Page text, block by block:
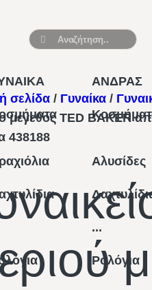
ΑΝΔΡΑΣ
Αλυσίδες
...
Ρολόγια
σελίδα / Γυναίκα /
μέγεθος TED BAKER
438188